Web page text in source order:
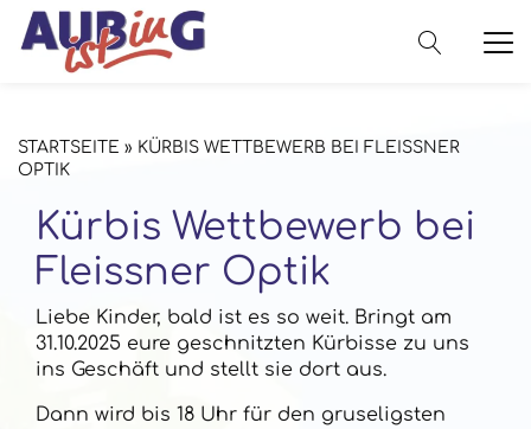
STARTSEITE » KÜRBIS WETTBEWERB BEI FLEISSNER
OPTIK
Kürbis Wettbewerb bei
Fleissner Optik
Liebe Kinder, bald ist es so weit. Bringt am
31.10.2025 eure geschnitzten Kürbisse zu uns
ins Geschäft und stellt sie dort aus.
Dann wird bis 18 Uhr für den gruseligsten